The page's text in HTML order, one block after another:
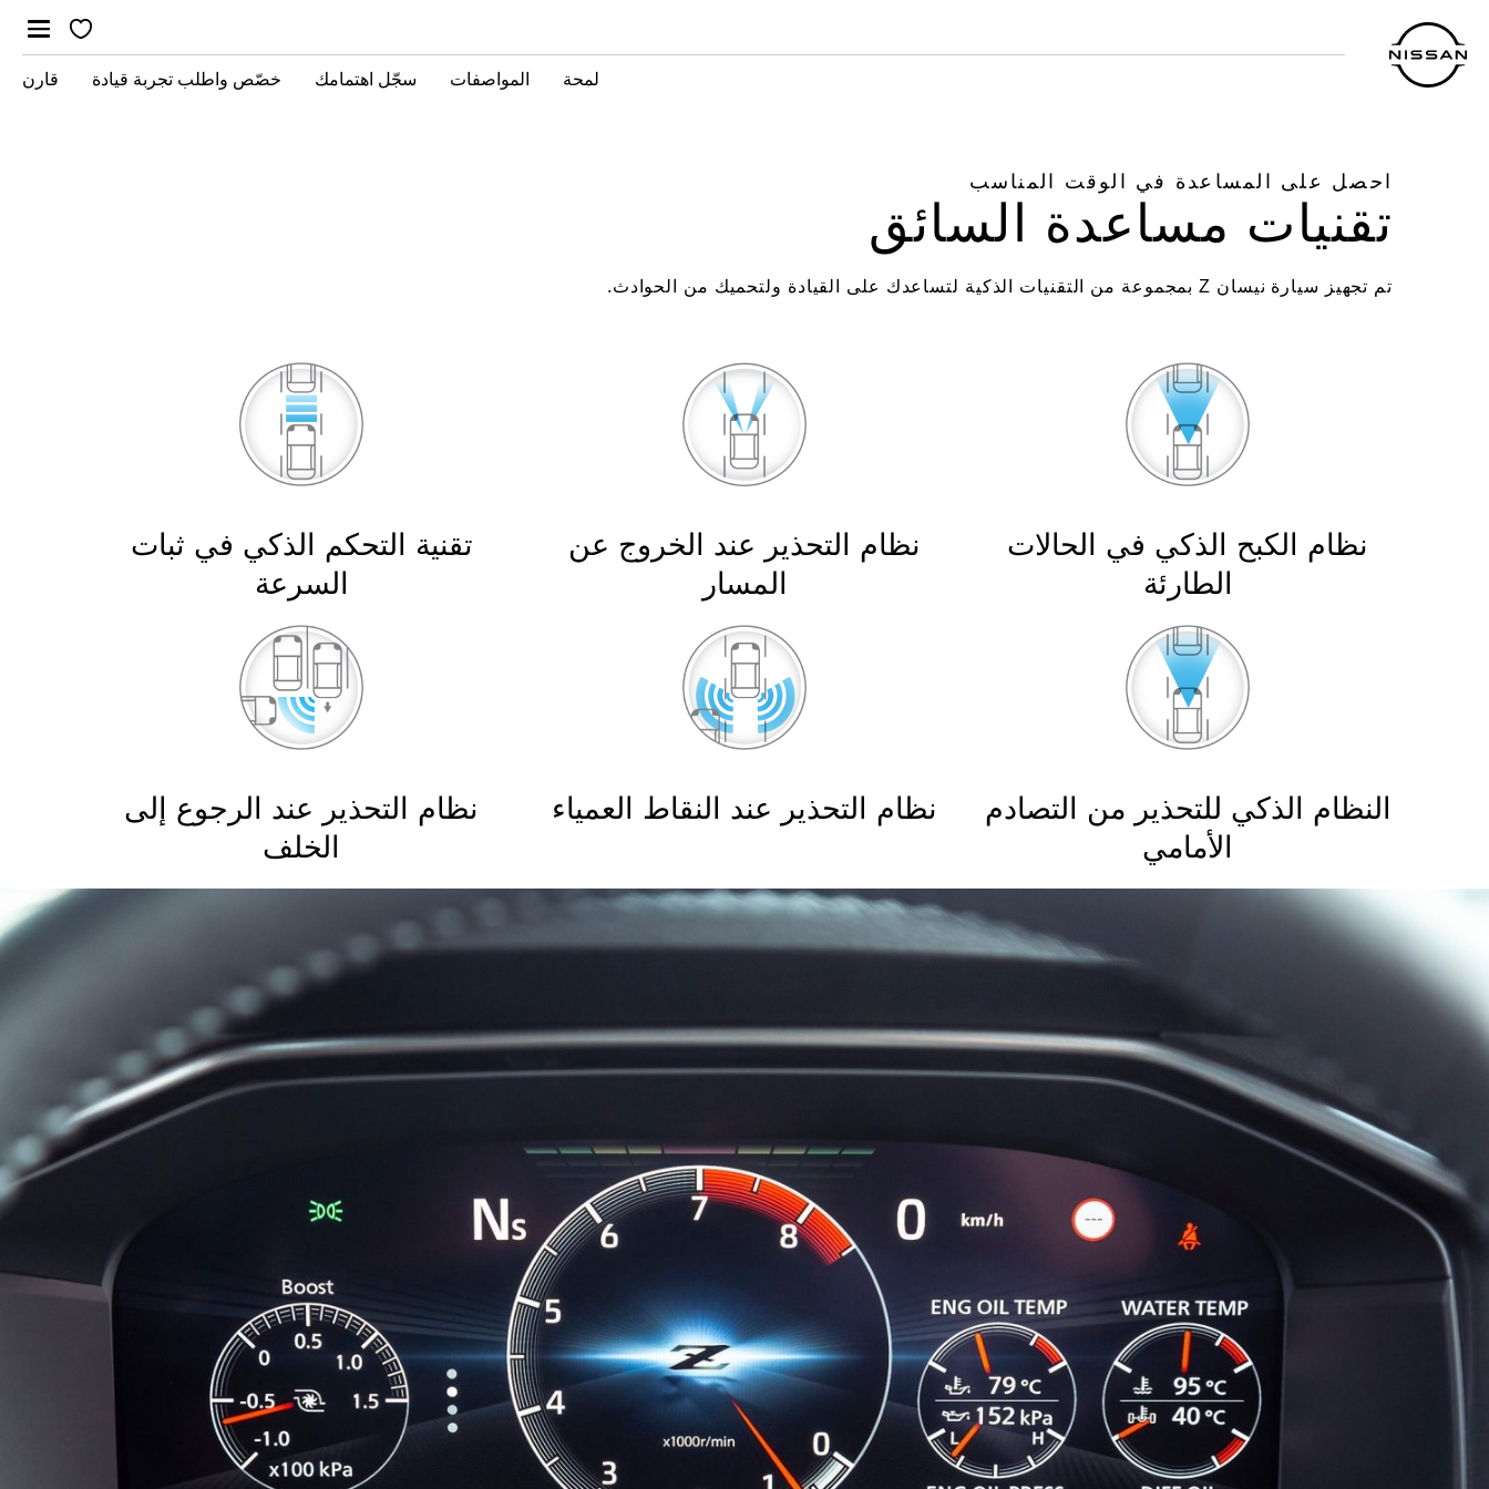
المحتوى
الرئيسي
لمحة المواصفات سجّل اهتمامك خصّص واطلب تجربة قيادة قارن
تقنيات مساعدة السائق
احصل على المساعدة في الوقت المناسب
تم تجهيز سيارة نيسان Z بمجموعة من التقنيات الذكية لتساعدك على القيادة ولتحميك من الحوادث.
نظام الكبح الذكي في الحالات
الطارئة
نظام التحذير عند الخروج عن
المسار
تقنية التحكم الذكي في ثبات
السرعة
النظام الذكي للتحذير من التصادم
الأمامي
نظام التحذير عند النقاط العمياء
نظام التحذير عند الرجوع إلى
الخلف